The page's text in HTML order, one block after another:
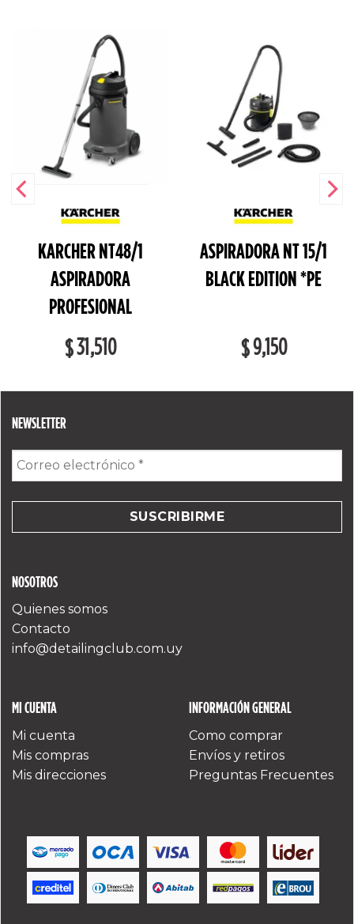
KARCHER NT48/1
ASPIRADORA
PROFESIONAL
$31,510
ASPIRADORA NT 15/1
BLACK EDITION *PE
$9,150
NOSOTROS
Quienes somos
Contacto
info@detailingclub.com.uy
MI CUENTA
Mi cuenta
Mis compras
Mis direcciones
INFORMACIÓN GENERAL
Como comprar
Envíos y retiros
Preguntas Frecuentes
NEWSLETTER
Correo
electrónico